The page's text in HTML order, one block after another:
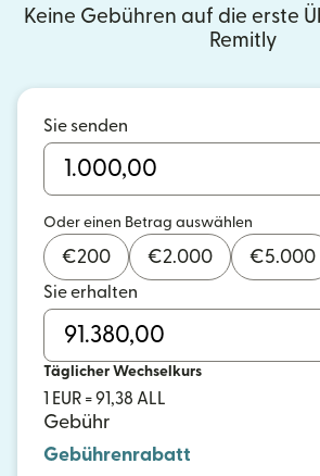
Keine Gebühren auf die erste
Remitly
Sie senden
Oder einen Betrag auswählen
€200 €2.000 €5.000
Sie erhalten
Täglicher Wechselkurs
1 EUR = 91,38 ALL
Gebühr
Gebührenrabatt